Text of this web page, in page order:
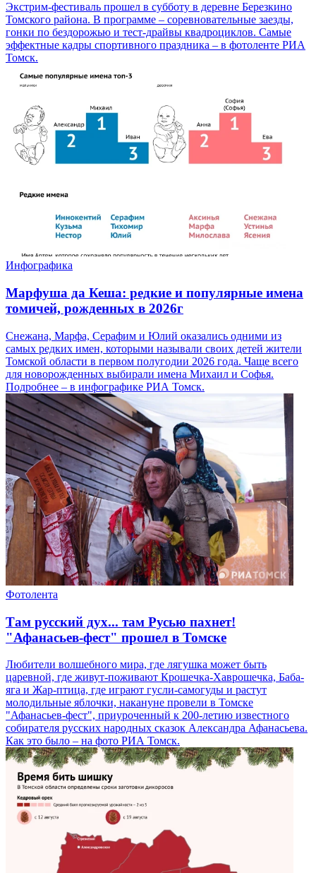
Экстрим-фестиваль прошел в субботу в деревне Березкино
Томского района. В программе – соревновательные заезды,
гонки по бездорожью и тест-драйвы квадроциклов. Самые
эффектные кадры спортивного праздника – в фотоленте РИА
Томск.
Инфографика
Марфуша да Кеша: редкие и популярные имена
томичей, рожденных в 2026г
Снежана, Марфа, Серафим и Юлий оказались одними из
самых редких имен, которыми называли своих детей жители
Томской области в первом полугодии 2026 года. Чаще всего
для новорожденных выбирали имена Михаил и Софья.
Подробнее – в инфографике РИА Томск.
Фотолента
Там русский дух... там Русью пахнет!
"Афанасьев-фест" прошел в Томске
Любители волшебного мира, где лягушка может быть
царевной, где живут-поживают Крошечка-Хаврошечка, Баба-
яга и Жар-птица, где играют гусли-самогуды и растут
молодильные яблочки, накануне провели в Томске
"Афанасьев-фест", приуроченный к 200-летию известного
собирателя русских народных сказок Александра Афанасьева.
Как это было – на фото РИА Томск.